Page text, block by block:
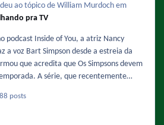
jackson-ganha-previsao-de-estreia-
ao tópico de William Murdoch em
pra TV
podcast Inside of You, a atriz Nancy
a voz Bart Simpson desde a estreia da
que acredita que Os Simpsons devem
A série, que recentemente
renovação garantida até a temporada 40,
posts